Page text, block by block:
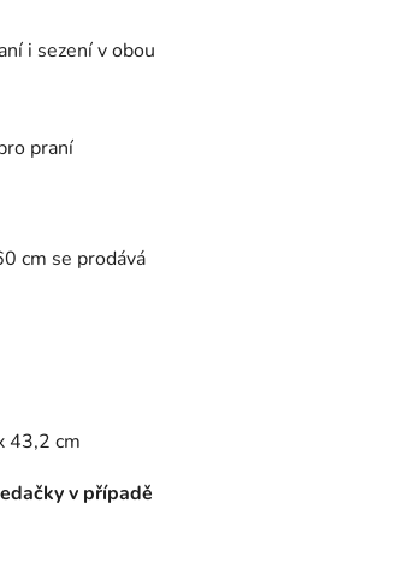
i sezení v obou
praní
cm se prodává
43,2 cm
v případě